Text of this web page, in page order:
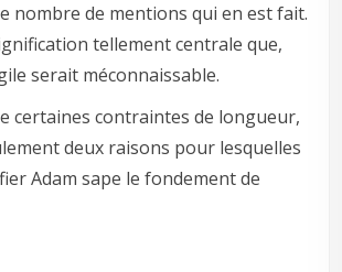
nombre de mentions qui en est fait.
tellement centrale que,
serait méconnaissable.
certaines contraintes de longueur,
deux raisons pour lesquelles
Adam sape le fondement de